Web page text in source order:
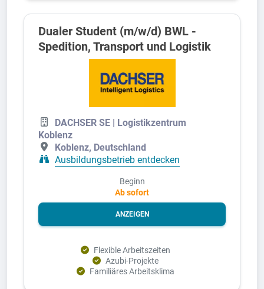
Dualer Student (m/w/d) BWL -
Spedition, Transport und Logistik
DACHSER SE | Logistikzentrum
Koblenz
Koblenz, Deutschland
Ausbildungsbetrieb entdecken
Beginn
Ab sofort
ANZEIGEN
Flexible Arbeitszeiten
Azubi-Projekte
Familiäres Arbeitsklima